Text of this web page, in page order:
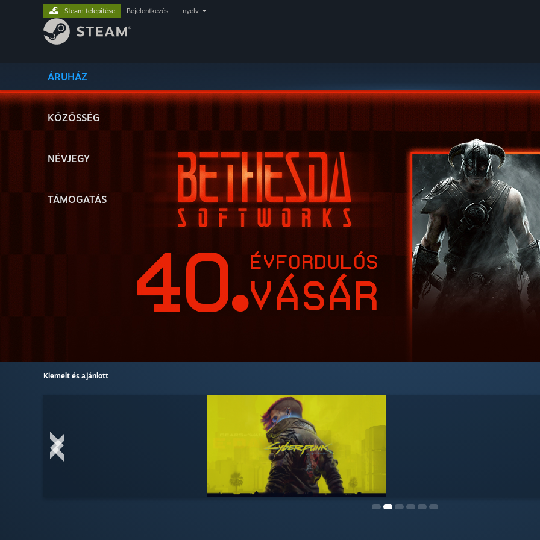
ÁRUHÁZ
KÖZÖSSÉG
NÉVJEGY
TÁMOGATÁS
Steam telepítése Bejelentkezés nyelv
Kiemelt és ajánlott